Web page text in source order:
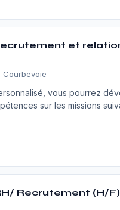
et
Courbevoie
vous pourrez
sur les missions
Recrutement (H/